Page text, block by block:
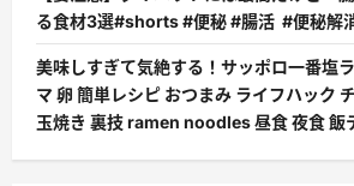
る食材3選#shorts #便秘 #腸活 #便秘解
美味しすぎて気絶する！サッポロ一番塩
マ 卵 簡単レシピ おつまみ ライフハック
玉焼き 裏技 ramen noodles 昼食 夜食 飯